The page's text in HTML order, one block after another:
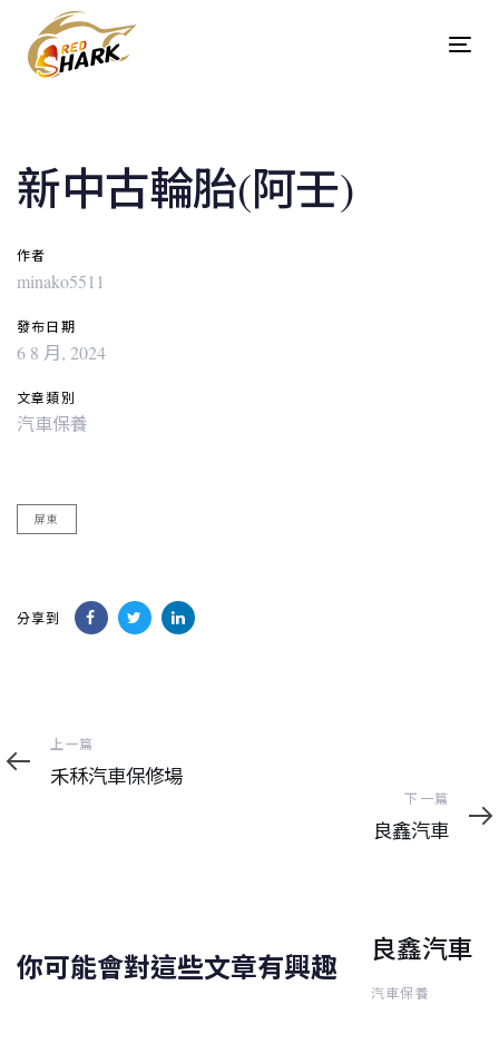
links
content
新中古輪胎(阿壬)
作者
minako5511
發布日期
6 8 月, 2024
文章類別
汽車保養
屏東
分享到
navigation
上
一
篇
上一篇
禾秝汽車保修場
一
篇
下一篇
良鑫汽車
你可能會對這些文章有興趣 良鑫汽車
汽車保養